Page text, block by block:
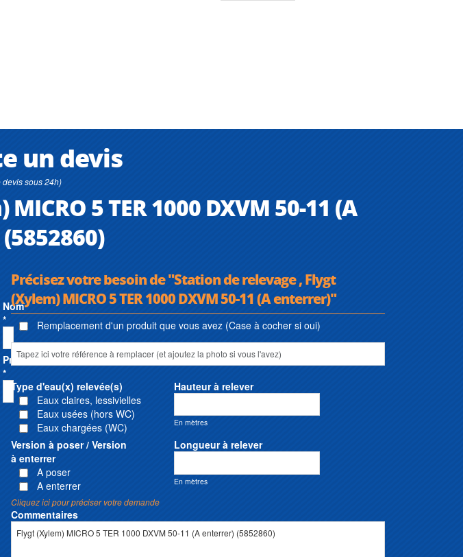
un devis
sous 24h)
5 TER 1000 DXVM 50-11 (A
Nom
*
Prénom
*
Précisez votre besoin de "Station de relevage , Flygt
(Xylem) MICRO 5 TER 1000 DXVM 50-11 (A enterrer)"
Remplacement d'un produit que vous avez (Case à cocher si oui)
Type d'eau(x) relevée(s)
Eaux claires, lessivielles
Eaux usées (hors WC)
Eaux chargées (WC)
Hauteur à relever
En mètres
Version à poser / Version
à enterrer
A poser
A enterrer
Longueur à relever
En mètres
Cliquez ici pour préciser votre demande
Commentaires